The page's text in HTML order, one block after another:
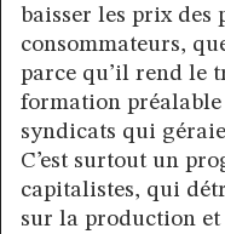
baisser les prix des
consommateurs,
parce qu’il rend le
formation préalable
syndicats qui
C’est surtout un
capitalistes, qui
sur la production et